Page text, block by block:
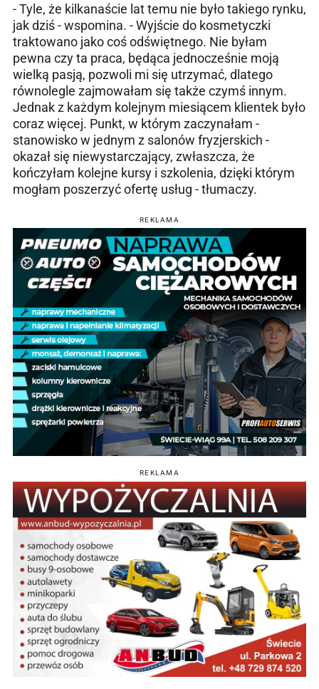
- Tyle, że kilkanaście lat temu nie było takiego rynku,
jak dziś - wspomina. - Wyjście do kosmetyczki
traktowano jako coś odświętnego. Nie byłam
pewna czy ta praca, będąca jednocześnie moją
wielką pasją, pozwoli mi się utrzymać, dlatego
równolegle zajmowałam się także czymś innym.
Jednak z każdym kolejnym miesiącem klientek było
coraz więcej. Punkt, w którym zaczynałam -
stanowisko w jednym z salonów fryzjerskich -
okazał się niewystarczający, zwłaszcza, że
kończyłam kolejne kursy i szkolenia, dzięki którym
mogłam poszerzyć ofertę usług - tłumaczy.
REKLAMA
REKLAMA